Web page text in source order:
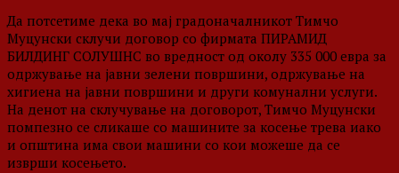
Да потсетиме дека во мај градоначалникот Тимчо
Муцунски склучи договор со фирмата ПИРАМИД
БИЛДИНГ СОЛУШНС во вредност од околу 335 000 евра за
одржување на јавни зелени површини, одржување на
хигиена на јавни површини и други комунални услуги.
На денот на склучување на договорот, Тимчо Муцунски
помпезно се сликаше со машините за косење трева иако
и општина има свои машини со кои можеше да се
изврши косењето.